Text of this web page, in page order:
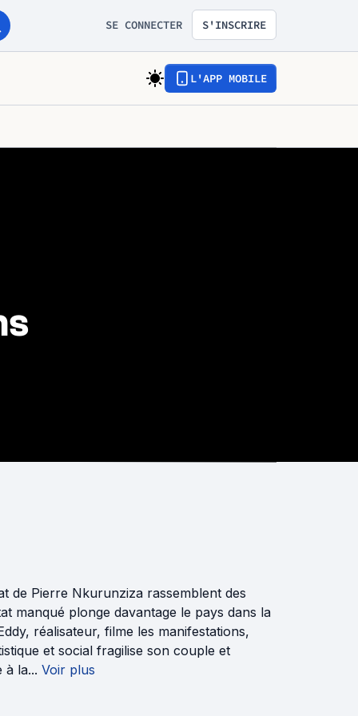
SE CONNECTER S'INSCRIRE
L'APP MOBILE
de Pierre Nkurunziza rassemblent des
manqué plonge davantage le pays dans la
réalisateur, filme les manifestations,
et social fragilise son couple et
à la... Voir plus